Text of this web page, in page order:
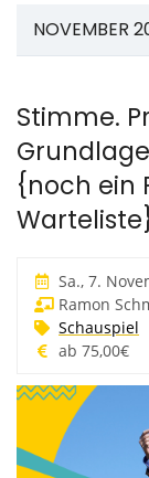
NOVEMBER
Stimme.
{noch ein
Sa., 7.
Ramon
Schauspiel
ab 75,00€